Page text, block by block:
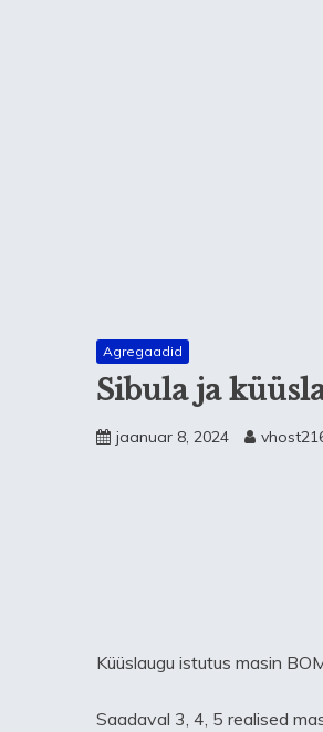
Agregaadid
Sibula ja
jaanuar 8, 2024
Küüslaugu istutus masin
Saadaval 3, 4, 5 realised